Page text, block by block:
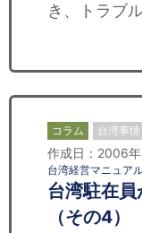
き、トラブ
コラム 台湾事情
作成日：2006
台湾経営マニュア
台湾駐在
（その4）